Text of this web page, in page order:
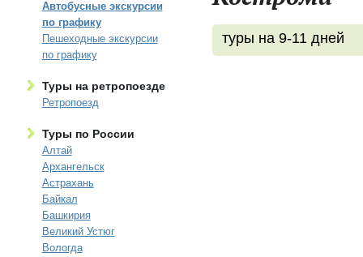
Автобусные экскурсии
по графику
Пешеходные экскурсии
по графику
Туры на ретропоезде
Ретропоезд
Туры по России
Алтай
Архангельск
Астрахань
Байкал
Башкирия
Великий Устюг
Вологда
туры на 9-11 дней